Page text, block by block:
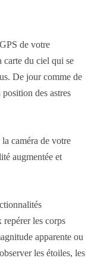
de votre
carte du ciel qui se
De jour comme de
des astres
caméra de votre
augmentée et
repérer les corps
apparente ou
les étoiles, les